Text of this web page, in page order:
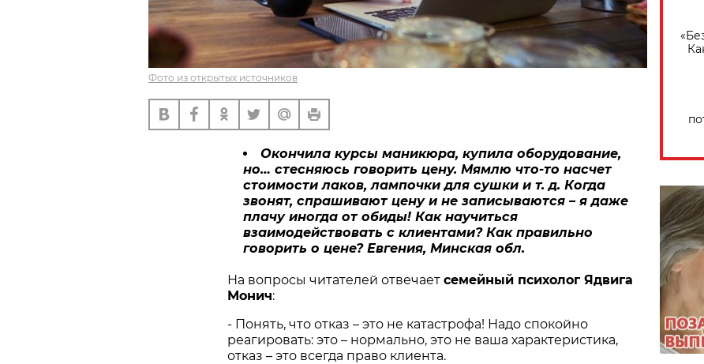
Фото из открытых источников
Окончила курсы маникюра, купила оборудование,
но… стесняюсь говорить цену. Мямлю что-то насчет
стоимости лаков, лампочки для сушки и т. д. Когда
звонят, спрашивают цену и не записываются – я даже
плачу иногда от обиды! Как научиться
взаимодействовать с клиентами? Как правильно
говорить о цене? Евгения, Минская обл.
На вопросы читателей отвечает семейный психолог Ядвига
Монич:
- Понять, что отказ – это не катастрофа! Надо спокойно
реагировать: это – нормально, это не ваша характеристика,
отказ – это всегда право клиента.